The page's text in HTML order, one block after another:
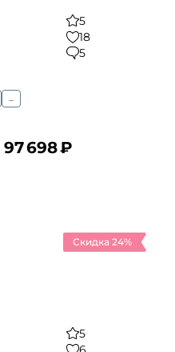
5
18
5
...
97 698₽
Скидка 24%
5